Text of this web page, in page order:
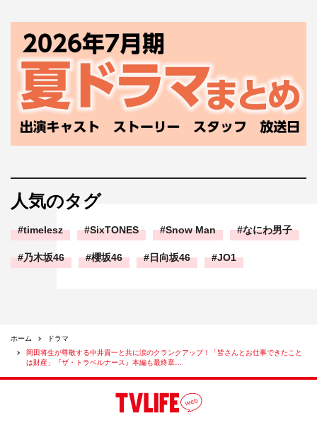
人気のタグ
timelesz SixTONES Snow Man なにわ男子
乃木坂46 櫻坂46 日向坂46 JO1
ホーム
ドラマ
岡田将生が尊敬する中井貴一と共に涙のクランクアップ！「皆さんとお仕事できたこと
は財産」『ザ・トラベルナース』本編も最終章…